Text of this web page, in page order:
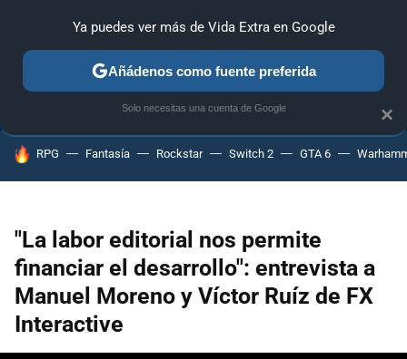
ANÁLISIS GUÍAS Y TRUCOS PC SONY NINTENDO
HOY SE HABLA DE
RPG Fantasía Rockstar Switch 2 GTA 6
"La labor editorial nos permite
financiar el desarrollo": entrevista a
Manuel Moreno y Víctor Ruíz de FX
Interactive
×
Ya puedes ver más de Vida Extra en Google
Añádenos como fuente preferida
Solo necesitas una cuenta de Google